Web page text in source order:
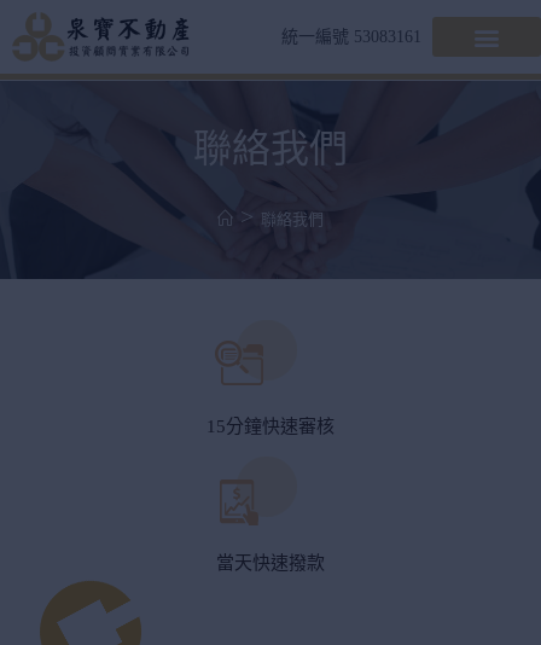
統一編號 53083161
聯絡我們
> 聯絡我們
15分鐘快速審核
當天快速撥款